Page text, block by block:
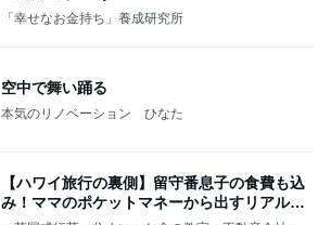
「幸せなお金持ち」養成研究所
空中で舞い踊る
本気のリノベーション ひなた
【ハワイ旅行の裏側】留守番息子の食費も込
み！ママのポケットマネーから出すリアル旅
費予算